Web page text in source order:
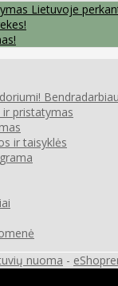
Lietuvoje
pristatymas
ir taisyklės
nuoma -